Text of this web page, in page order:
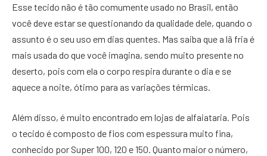
Esse tecido não é tão comumente usado no Brasil, então
você deve estar se questionando da qualidade dele, quando o
assunto é o seu uso em dias quentes. Mas saiba que a lã fria é
mais usada do que você imagina, sendo muito presente no
deserto, pois com ela o corpo respira durante o dia e se
aquece a noite, ótimo para as variações térmicas.
Além disso, é muito encontrado em lojas de alfaiataria. Pois
o tecido é composto de fios com espessura muito fina,
conhecido por Super 100, 120 e 150. Quanto maior o número,